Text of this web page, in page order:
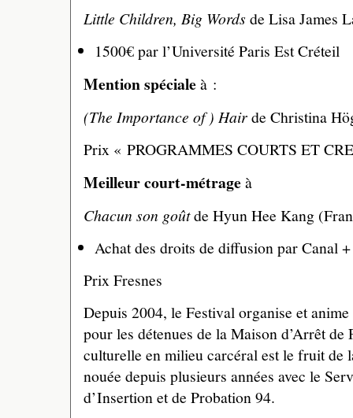
Little Children, Big Wordsde Lisa James
1500€ par l’Université Paris Est Créteil
Mention spécialeà :
(The Importance of ) Hairde Christina
Prix « PROGRAMMES COURTS ET
Meilleur court-métrageà
Chacun son goûtde Hyun Hee Kang
Achat des droits de diffusion par Canal +
Prix Fresnes
Depuis 2004, le Festival organise et
pour les détenues de la Maison d’Arrêt de
culturelle en milieu carcéral est le fruit de
nouée depuis plusieurs années avec le
d’Insertion et de Probation 94.